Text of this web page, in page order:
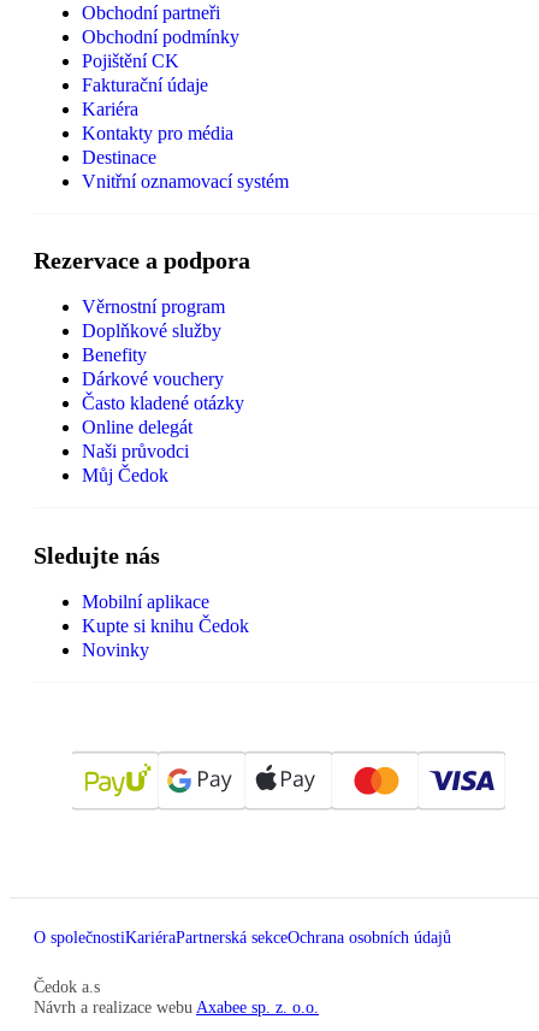
Obchodní partneři
Obchodní podmínky
Pojištění CK
Fakturační údaje
Kariéra
Kontakty pro média
Destinace
Vnitřní oznamovací systém
Rezervace a podpora
Věrnostní program
Doplňkové služby
Benefity
Dárkové vouchery
Často kladené otázky
Online delegát
Naši průvodci
Můj Čedok
Sledujte nás
Mobilní aplikace
Kupte si knihu Čedok
Novinky
O společnostiKariéraPartnerská sekceOchrana osobních údajů
Čedok a.s
Návrh a realizace webu Axabee sp. z. o.o.